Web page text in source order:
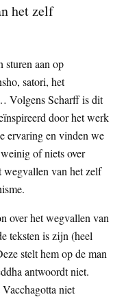
het zelf
sturen aan op
satori, het
Volgens Scharff is dit
door het werk
ervaring en vinden we
of niets over
wegvallen van het zelf
over het wegvallen van
teksten is zijn (heel
stelt hem op de man
antwoordt niet.
niet